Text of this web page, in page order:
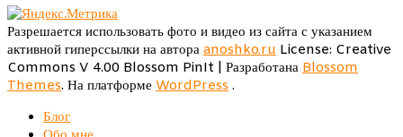
Разрешается использовать фото и видео из сайта с указанием
активной гиперссылки на автора anoshko.ru License: Creative
Commons V 4.00 Blossom PinIt | Разработана Blossom
Themes. На платформе WordPress .
Блог